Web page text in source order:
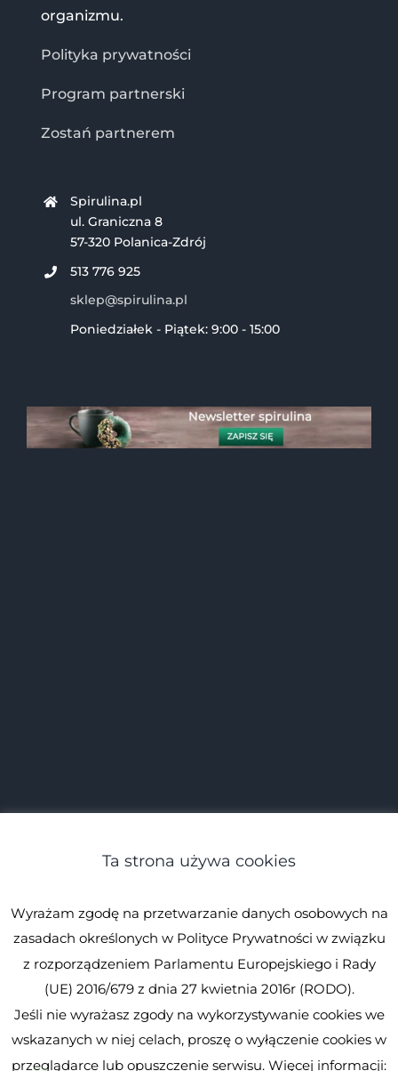
organizmu.
Polityka prywatności
Program partnerski
Zostań partnerem
Spirulina.pl
ul. Graniczna 8
57-320 Polanica-Zdrój
513 776 925
sklep@spirulina.pl
Poniedziałek - Piątek: 9:00 - 15:00
zastrzeżone.
Spirulina.pl
Ta strona używa cookies
Wyrażam zgodę na przetwarzanie danych osobowych na
zasadach określonych w Polityce Prywatności w związku
z rozporządzeniem Parlamentu Europejskiego i Rady
(UE) 2016/679 z dnia 27 kwietnia 2016r (RODO).
Jeśli nie wyrażasz zgody na wykorzystywanie cookies we
wskazanych w niej celach, proszę o wyłączenie cookies w
przeglądarce lub opuszczenie serwisu. Więcej informacji: